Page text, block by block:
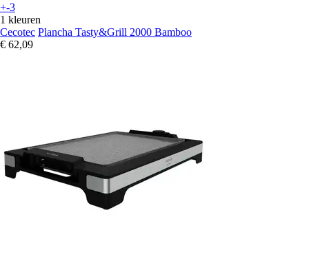
+-3
1 kleuren
Cecotec Plancha Tasty&Grill 2000 Bamboo
€ 62,09